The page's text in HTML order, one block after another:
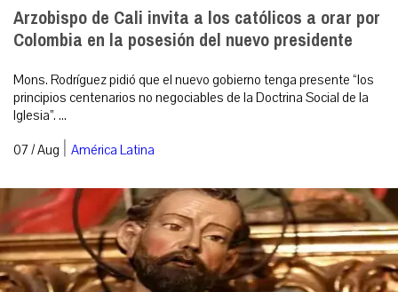
Arzobispo de Cali invita a los católicos a orar por
Colombia en la posesión del nuevo presidente
Mons. Rodríguez pidió que el nuevo gobierno tenga presente “los
principios centenarios no negociables de la Doctrina Social de la
Iglesia”. ...
07 / Aug | América Latina